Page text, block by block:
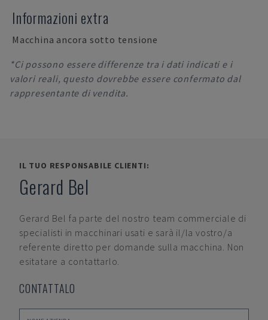
Informazioni extra
Macchina ancora sotto tensione
*Ci possono essere differenze tra i dati indicati e i
valori reali, questo dovrebbe essere confermato dal
rappresentante di vendita.
IL TUO RESPONSABILE CLIENTI:
Gerard Bel
Gerard Bel fa parte del nostro team commerciale di
specialisti in macchinari usati e sarà il/la vostro/a
referente diretto per domande sulla macchina. Non
esitatare a contattarlo.
CONTATTALO